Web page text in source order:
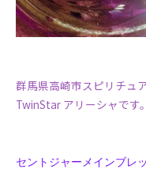
群馬県高崎市スピリチュ
TwinStar アリーシャです。
セントジャーメインブレ